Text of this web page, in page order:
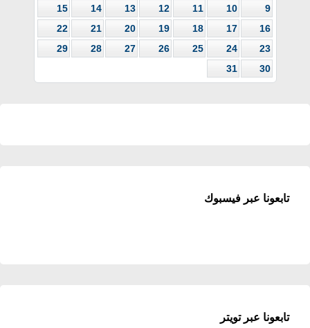
9
10
11
12
13
14
15
16
17
18
19
20
21
22
23
24
25
26
27
28
29
30
31
تابعونا عبر فيسبوك
تابعونا عبر تويتر